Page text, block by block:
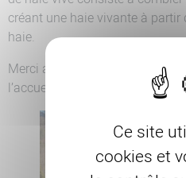
Ce site
cookies et
créant une haie vivante à
haie.
Merci aux participants et au
l’accueil !